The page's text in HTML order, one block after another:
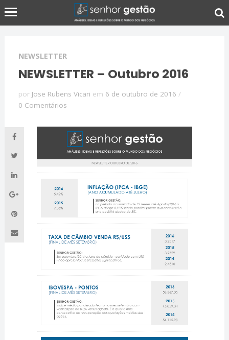
NEWSLETTER
NEWSLETTER – Outubro 2016
por Jose Rubens Vicari em 6 de outubro de 2016 /
0 Comentários